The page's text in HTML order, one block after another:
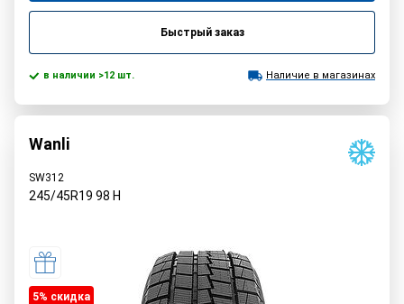
Быстрый заказ
в наличии >12 шт. Наличие в магазинах
Wanli
SW312
245/45R19 98 H
5% cкидка